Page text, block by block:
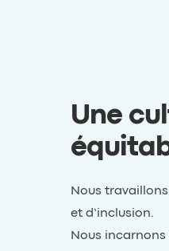
Une
Nous
et d’inclusion.
Nous incarnons